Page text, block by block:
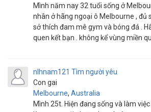
Mình năm nay 32 tuổi sống ở
nhân ở hãng ngoại ô Melbourne , đủ
sở thích đam mê gym và bóng đá .
quen kết bạn . không kể vùng miền
nlhnam121
Con gai
Melbourne, Australia
Tìm người yêu
Mình 25t. Hiện đang sống và làm